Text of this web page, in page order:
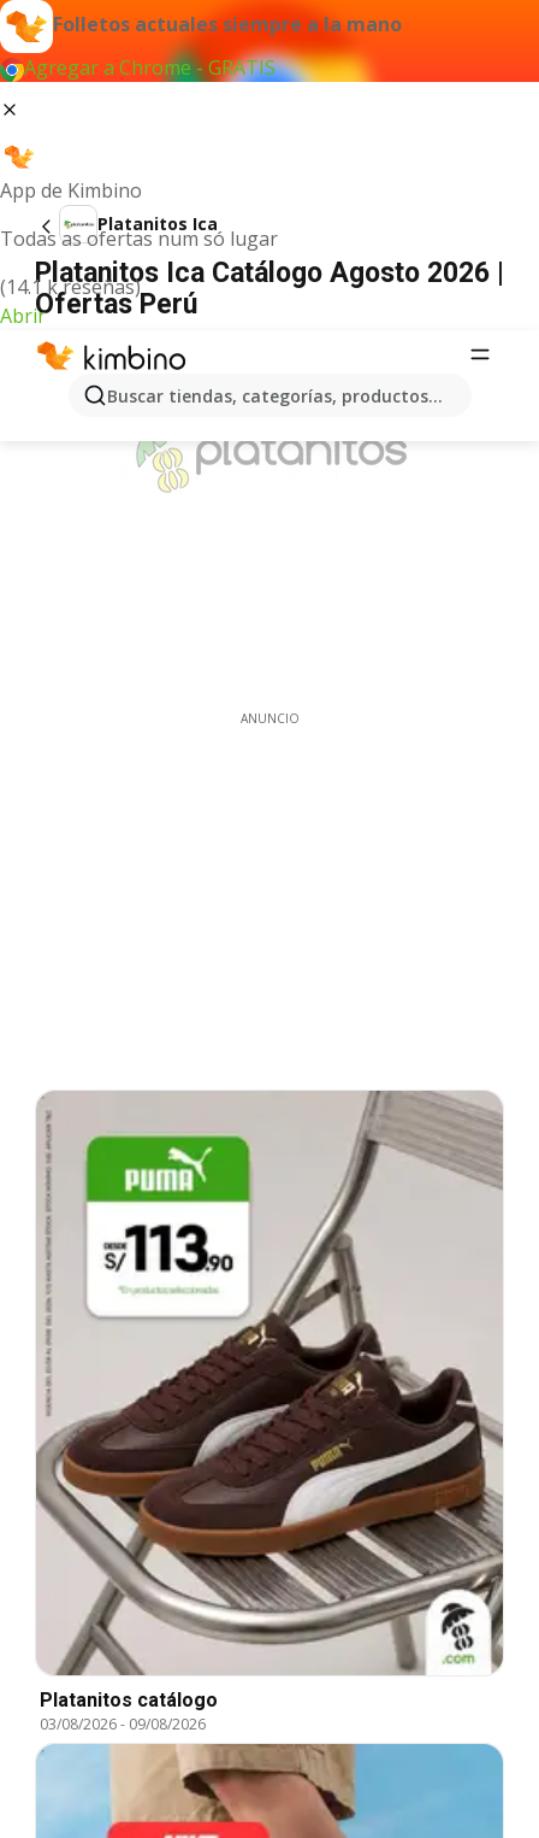
Folletos actuales siempre a la mano
Agregar a Chrome - GRATIS
App de Kimbino
Todas as ofertas num só lugar
(14.1 k reseñas)
Abrir
Buscar tiendas, categorías, productos...
Platanitos Ica
Platanitos Ica Catálogo Agosto 2026 |
Ofertas Perú
ANUNCIO
Platanitos catálogo
03/08/2026- 09/08/2026